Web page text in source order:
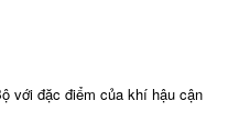
với đặc điểm của khí hậu cận